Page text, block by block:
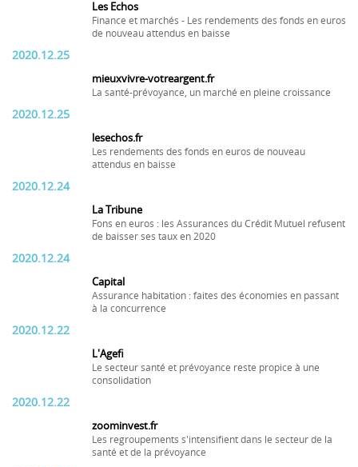
Les Echos
Finance et marchés - Les rendements des fonds en euros
de nouveau attendus en baisse
2020.12.25
mieuxvivre-votreargent.fr
La santé-prévoyance, un marché en pleine croissance
2020.12.25
lesechos.fr
Les rendements des fonds en euros de nouveau
attendus en baisse
2020.12.24
La Tribune
Fons en euros : les Assurances du Crédit Mutuel refusent
de baisser ses taux en 2020
2020.12.24
Capital
Assurance habitation : faites des économies en passant
à la concurrence
2020.12.22
L'Agefi
Le secteur santé et prévoyance reste propice à une
consolidation
2020.12.22
zoominvest.fr
Les regroupements s'intensifient dans le secteur de la
santé et de la prévoyance